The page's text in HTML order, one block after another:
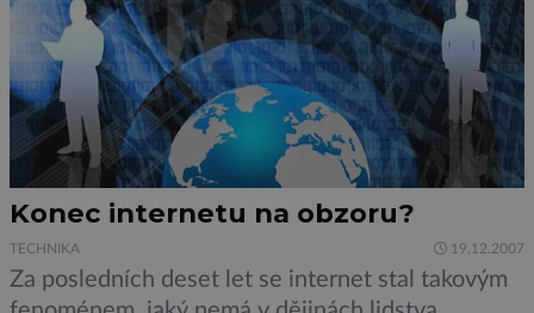
Konec internetu na obzoru?
TECHNIKA 19.12.2007
Za posledních deset let se internet stal takovým